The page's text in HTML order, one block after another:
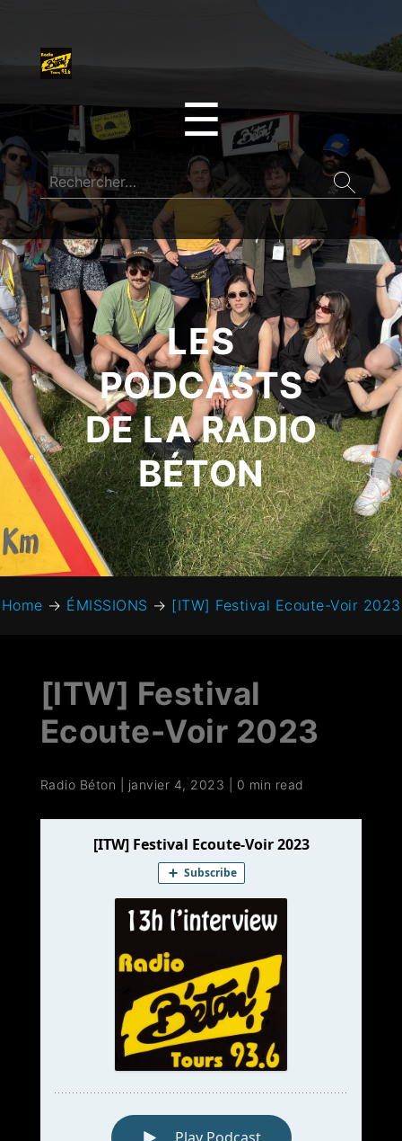
☰
LES
PODCASTS
DE LA RADIO
BÉTON
Home → ÉMISSIONS → [ITW] Festival Ecoute-Voir 2023
[ITW] Festival
Ecoute-Voir 2023
Radio Béton janvier 4, 2023 0 min read